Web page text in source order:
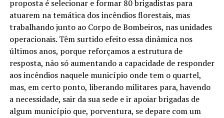
proposta é selecionar e formar 80 brigadistas para
atuarem na temática dos incêndios florestais, mas
trabalhando junto ao Corpo de Bombeiros, nas unidades
operacionais. Têm surtido efeito essa dinâmica nos
últimos anos, porque reforçamos a estrutura de
resposta, não só aumentando a capacidade de responder
aos incêndios naquele município onde tem o quartel,
mas, em certo ponto, liberando militares para, havendo
a necessidade, sair da sua sede e ir apoiar brigadas de
algum município que, porventura, se depare com um